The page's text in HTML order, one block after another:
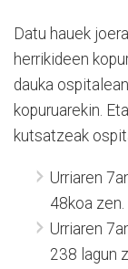
Datu hauek
herrikideen
dauka
kopuruarekin.
kutsatzeak
Urriaren
48koa zen.
Urriaren
238 lagun